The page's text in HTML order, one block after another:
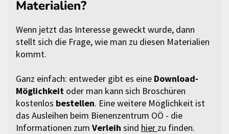
Materialien?
Wenn jetzt das Interesse geweckt wurde, dann
stellt sich die Frage, wie man zu diesen Materialien
kommt.
Ganz einfach: entweder gibt es eine Download-
Möglichkeit oder man kann sich Broschüren
kostenlos bestellen. Eine weitere Möglichkeit ist
das Ausleihen beim Bienenzentrum OÖ - die
Informationen zum Verleih sind hier zu finden.